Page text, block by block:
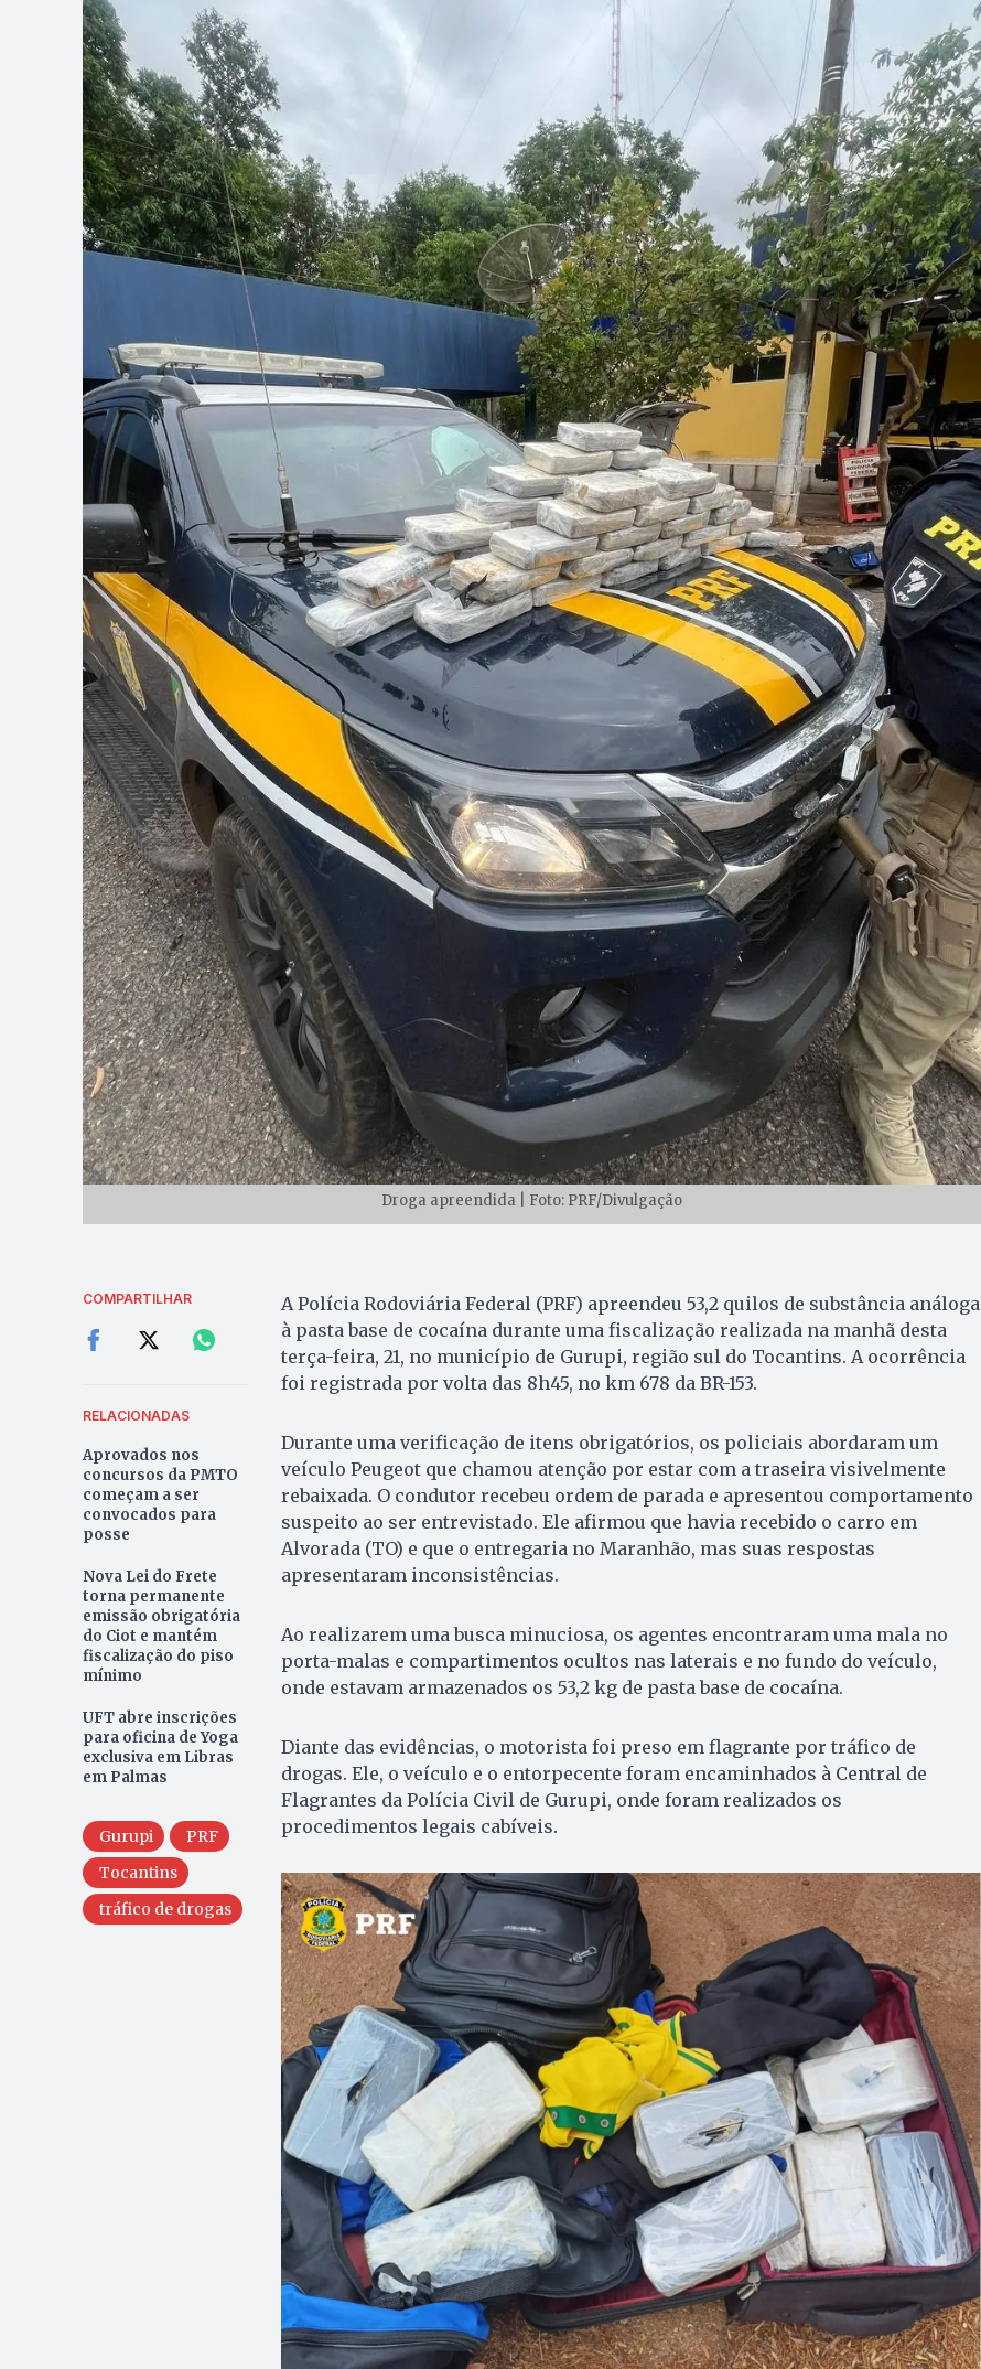
Droga apreendida | Foto: PRF/Divulgação
COMPARTILHAR
RELACIONADAS
Aprovados nos
concursos da PMTO
começam a ser
convocados para
posse
Nova Lei do Frete
torna permanente
emissão obrigatória
do Ciot e mantém
fiscalização do piso
mínimo
UFT abre inscrições
para oficina de Yoga
exclusiva em Libras
em Palmas
Gurupi
PRF
Tocantins
tráfico de drogas
A Polícia Rodoviária Federal (PRF) apreendeu 53,2 quilos de substância análoga
à pasta base de cocaína durante uma fiscalização realizada na manhã desta
terça-feira, 21, no município de Gurupi, região sul do Tocantins. A ocorrência
foi registrada por volta das 8h45, no km 678 da BR-153.
Durante uma verificação de itens obrigatórios, os policiais abordaram um
veículo Peugeot que chamou atenção por estar com a traseira visivelmente
rebaixada. O condutor recebeu ordem de parada e apresentou comportamento
suspeito ao ser entrevistado. Ele afirmou que havia recebido o carro em
Alvorada (TO) e que o entregaria no Maranhão, mas suas respostas
apresentaram inconsistências.
Ao realizarem uma busca minuciosa, os agentes encontraram uma mala no
porta-malas e compartimentos ocultos nas laterais e no fundo do veículo,
onde estavam armazenados os 53,2 kg de pasta base de cocaína.
Diante das evidências, o motorista foi preso em flagrante por tráfico de
drogas. Ele, o veículo e o entorpecente foram encaminhados à Central de
Flagrantes da Polícia Civil de Gurupi, onde foram realizados os
procedimentos legais cabíveis.